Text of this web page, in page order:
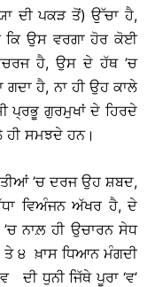
ਦੀ ਪਕੜ ਤੋਂ) ਉੱਚਾ ਹੈ,
ਕਿ ਉਸ ਵਰਗਾ ਹੋਰ ਕੋਈ
ਹੈ, ਉਸ ਦੇ ਹੱਥ ’ਚ
ਹੈ, ਨਾ ਹੀ ਉਹ ਕਾਲੇ
ਪ੍ਰਭੂ ਗੁਰਮੁਖਾਂ ਦੇ ਹਿਰਦੇ
ਹੀ ਸਮਝਦੇ ਹਨ।
’ਚ ਦਰਜ ਉਹ ਸ਼ਬਦ,
ਵਿਅੰਜਨ ਅੱਖਰ ਹੈ, ਦੇ
ਨਾਲ਼ ਹੀ ਉਚਾਰਨ ਸੇਧ
੪ ਖ਼ਾਸ ਧਿਆਨ ਮੰਗਦੀ
ਧੁਨੀ ਜਿੱਥੇ ਪੂਰਾ ‘ਵ’